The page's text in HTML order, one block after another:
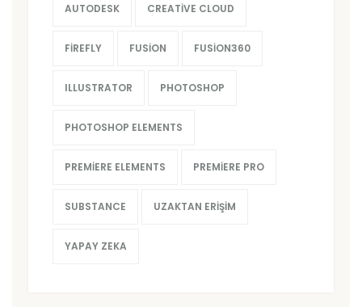
AUTODESK CREATIVE CLOUD
FIREFLY FUSION FUSION360
ILLUSTRATOR PHOTOSHOP
PHOTOSHOP ELEMENTS
PREMIERE ELEMENTS PREMIERE PRO
SUBSTANCE UZAKTAN ERIŞIM
YAPAY ZEKA